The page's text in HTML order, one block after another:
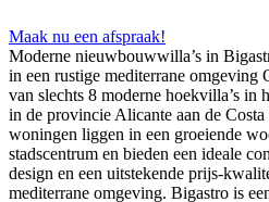
Maak nu een afspraak!
Moderne nieuwbouwwilla’s in
in een rustige mediterrane omgeving
van slechts 8 moderne hoekvilla’s in
in de provincie Alicante aan de
woningen liggen in een groeiende
stadscentrum en bieden een ideale
design en een uitstekende prijs-
mediterrane omgeving. Bigastro is